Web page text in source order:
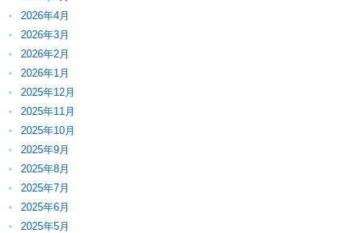
2026年4月
2026年3月
2026年2月
2026年1月
2025年12月
2025年11月
2025年10月
2025年9月
2025年8月
2025年7月
2025年6月
2025年5月